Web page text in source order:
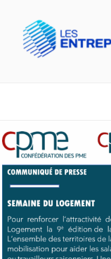
contenu
principal